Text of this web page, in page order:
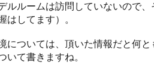
ルルームは訪問していないので
はしてます）。
については、頂いた情報だと何
いて書きますね。